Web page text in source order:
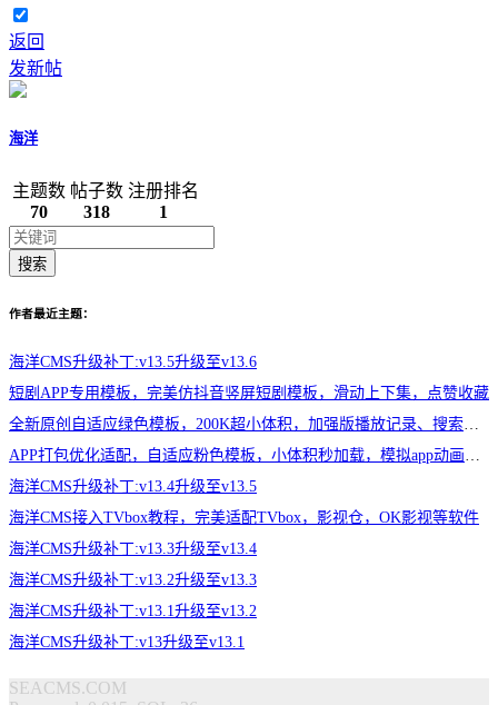
返回
发新帖
海洋
主题数
70
帖子数
318
注册排名
1
搜索
作者最近主题：
海洋CMS升级补丁:v13.5升级至v13.6
短剧APP专用模板，完美仿抖音竖屏短剧模板，滑动上下集，点赞收藏
海洋CMS升级补丁:v13.4升级至v13.5
海洋CMS接入TVbox教程，完美适配TVbox，影视仓，OK影视等软件
海洋CMS升级补丁:v13.3升级至v13.4
海洋CMS升级补丁:v13.2升级至v13.3
海洋CMS升级补丁:v13.1升级至v13.2
海洋CMS升级补丁:v13升级至v13.1
SEACMS.COM